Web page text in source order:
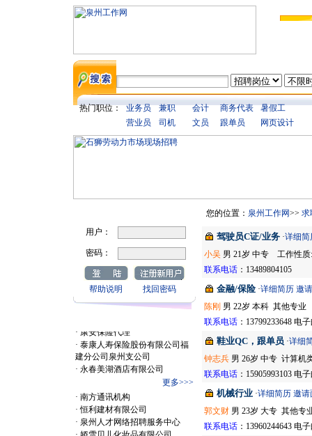
热门职位： 业务员 兼职 会计 商务代表
暑假工
营业员
司机 文员 跟单员 网页设计
用户：
密码：
帮助说明 找回密码
·南方通讯机构
·恒利建材有限公司
·泉州人才网络招聘服务中心
厦门四季风环境艺术设计工程
有限公司
·泉州华泰证券
泉州顺鑫物业管理有限公司
和兴鞋业有限公司
裕德通信有限公司
贝斯特环保设备有限公司泉州
办事处
福建良业达实业有限公司
·泉州华港船务有限公司
泰康人寿保险股份有限公司福
建分公司泉州支公司
永春美湖酒店有限公司
更多>>>
南方通讯机构
恒利建材有限公司
泉州人才网络招聘服务中心
娇雪贝儿化妆品有限公司
您的位置： 泉州工作网>> 求
驾驶员C证/业务 ·详细简
小吴 男 21岁 中专 工作性质
联系电话 ：13489804105
金融/保险 ·详细简历 邀
陈刚 男 22岁 本科 其他专业
联系电话 ：13799233648 电
鞋业QC，跟单员 ·详细
钟志兵 男 26岁 中专 计算机
联系电话 ：15905993103 电
机械行业 ·详细简历 邀请
郭文财 男 23岁 大专 其他专
联系电话 ：13960244643 电